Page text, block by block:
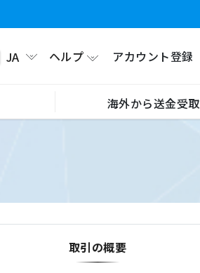
JA ヘルプ アカウント登録
海外から送金受取
取引の概要